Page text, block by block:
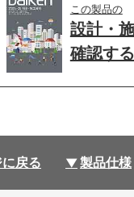
この製品の
設計・
確認する
戻る 製品仕様